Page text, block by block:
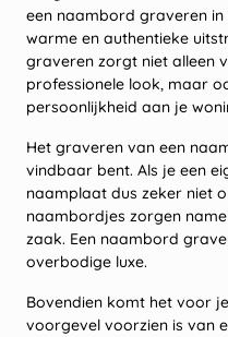
een naambord graveren
warme en authentieke
graveren zorgt niet alleen
professionele look, maar
persoonlijkheid aan je
Het graveren van een
vindbaar bent. Als je een
naamplaat dus zeker niet
naambordjes zorgen
zaak. Een naambord
overbodige luxe.
Bovendien komt het voor
voorgevel voorzien is van